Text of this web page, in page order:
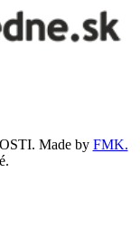
Made by FMK.